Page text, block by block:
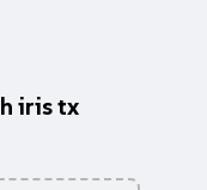
iris tx